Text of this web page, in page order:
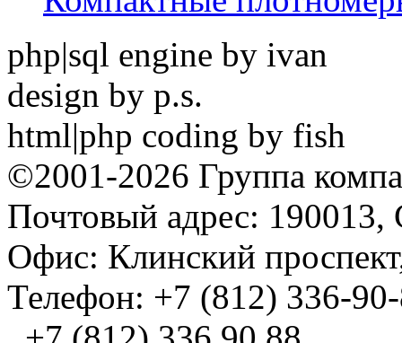
php|sql engine by ivan
design by p.s.
html|php coding by fish
©2001-2026 Группа
Почтовый адрес: 190013,
Офис: Клинский
Телефон: +7 (812) 336-